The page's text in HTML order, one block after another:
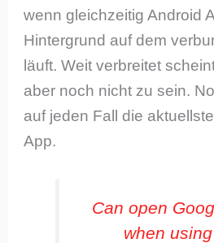
wenn gleichzeitig Android
Hintergrund auf dem
läuft. Weit verbreitet
aber noch nicht zu sein.
auf jeden Fall die
App.
Can open
when